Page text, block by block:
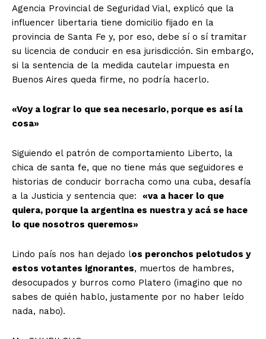
Agencia Provincial de Seguridad Vial, explicó que la
influencer libertaria tiene domicilio fijado en la
provincia de Santa Fe y, por eso, debe sí o sí tramitar
su licencia de conducir en esa jurisdicción. Sin embargo,
si la sentencia de la medida cautelar impuesta en
Buenos Aires queda firme, no podría hacerlo.
«Voy a lograr lo que sea necesario, porque es así la
cosa»
Siguiendo el patrón de comportamiento Liberto, la
chica de santa fe, que no tiene más que seguidores e
historias de conducir borracha como una cuba, desafía
a la Justicia y sentencia que: «va a hacer lo que
quiera, porque la argentina es nuestra y acá se hace
lo que nosotros queremos»
Lindo país nos han dejado los peronchos pelotudos y
estos votantes ignorantes, muertos de hambres,
desocupados y burros como Platero (imagino que no
sabes de quién hablo, justamente por no haber leído
nada, nabo).